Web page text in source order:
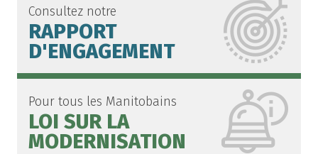
Consultez notre
RAPPORT
D'ENGAGEMENT
Pour tous les Manitobains
LOI SUR LA
MODERNISATION